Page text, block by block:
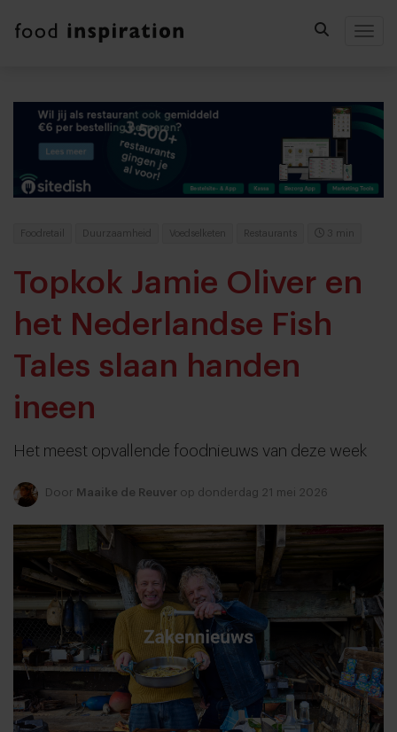
Foodretail Duurzaamheid Voedselketen Restaurants 3 min
Topkok Jamie Oliver en
het Nederlandse Fish
Tales slaan handen
ineen
Het meest opvallende foodnieuws van deze week
Door Maaike de Reuver op donderdag 21 mei 2026